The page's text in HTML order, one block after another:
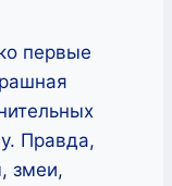
первые
Правда,
змеи,